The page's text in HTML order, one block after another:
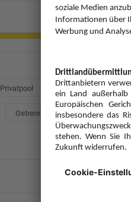
Privatpool
Getrennte Betten